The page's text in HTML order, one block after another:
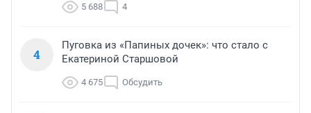
5 688 4
4
Пуговка из «Папиных дочек»: что стало с
Екатериной Старшовой
4 675 Обсудить